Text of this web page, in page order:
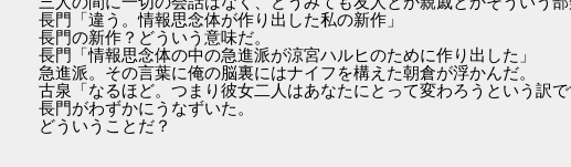
長門「違う。情報思念体が作り出した私の新作」
長門の新作？どういう意味だ。
長門「情報思念体の中の急進派が涼宮ハルヒのために作り出した」
急進派。その言葉に俺の脳裏にはナイフを構えた朝倉が浮かんだ。
古泉「なるほど。つまり彼女二人はあなたにとって変わろうという訳で
長門がわずかにうなずいた。
どういうことだ？